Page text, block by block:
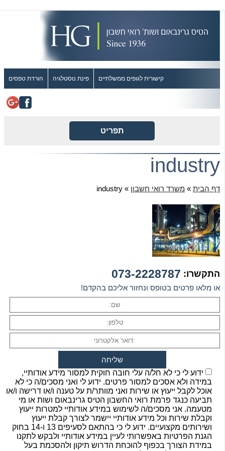
הורדת טפסים פינת נוסטלגיה קישורית לגופים ממשלתיים
תפריט
industry
דף הבית» משרד רואי חשבון»
industry
התקשרו: 073-2228787
או מלאו פרטים בטופס ונחזור אליכם בהקדם!
ידוע לי כי לא חל/ה עלי חובה חוקית למסור מידע אודותיי,
במידה ולא אסכים למסור פרטים. ידוע לי ואני מסכים/ה כי לא
אוכל לקבל ייעוץ או שירות ואני מוותר/ת על טענה ו/או דרישה ו/או
תביעה כנגד פרמת רואי החשבון הטיס גרינבאום ושות או מי
מטעמה. אני מסכים/ה לשימוש במידע אודותיי למטרות ייעוץ
וקבלת שירות וכל מידע אודותיי יישמר לצורך קבלת ייעוץ
ושירותים מקצועיים. ידוע לי כי בהתאם לסעיפים 13 ו-14 בחוק
הגנת הפרטיות באפשרותי לעיין במידע אודותיי ולבקש לתקנו
במידת הצורך בכפוף להוכחת הדרוש תיקון ולהסכמת בעל